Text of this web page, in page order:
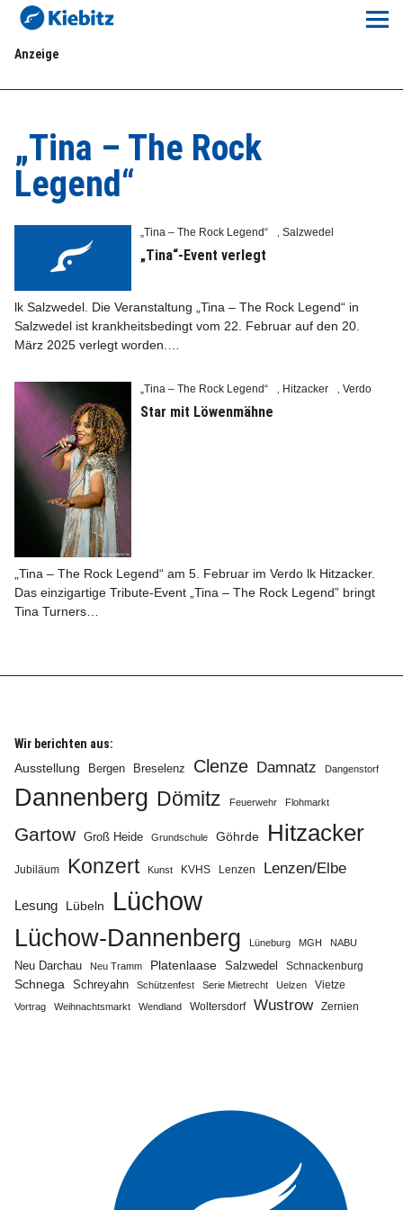
Kiebitz-Online
Veranstaltungskalender
Meine Region Online
Elbeflirt
Info
Anzeige
„Tina – The Rock
Legend“
„Tina – The Rock Legend“ ,Salzwedel
„Tina“-Event verlegt
lk Salzwedel. Die Veranstaltung „Tina – The Rock Legend“ in
Salzwedel ist krankheitsbedingt vom 22. Februar auf den 20.
März 2025 verlegt worden.…
„Tina – The Rock Legend“ Hitzacker ,Verdo
Star mit Löwenmähne
„Tina – The Rock Legend“ am 5. Februar im Verdo lk Hitzacker.
Das einzigartige Tribute-Event „Tina – The Rock Legend” bringt
Tina Turners…
Wir berichten aus:
Ausstellung
Bergen Breselenz Clenze Damnatz Dangenstorf
Dannenberg Dömitz Feuerwehr Flohmarkt
Gartow Groß Heide Grundschule Göhrde Hitzacker
Jubiläum Konzert Kunst KVHS Lenzen Lenzen/Elbe
Lesung Lübeln Lüchow
Lüchow-Dannenberg Lüneburg MGH NABU
Neu Darchau Neu Tramm Platenlaase Salzwedel Schnackenburg
Schnega Schreyahn Schützenfest Serie Mietrecht Uelzen Vietze
Vortrag Weihnachtsmarkt Wendland Woltersdorf Wustrow Zernien